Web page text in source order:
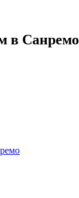
в Санремо